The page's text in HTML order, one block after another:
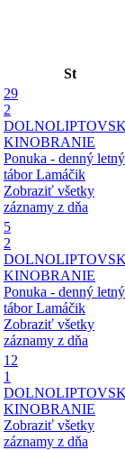
St
29
2
KINOBRANIE
Ponuka - denný letný
tábor Lamáčik
Zobraziť všetky
záznamy z dňa
5
2
KINOBRANIE
Ponuka - denný letný
tábor Lamáčik
Zobraziť všetky
záznamy z dňa
12
1
KINOBRANIE
Zobraziť všetky
záznamy z dňa